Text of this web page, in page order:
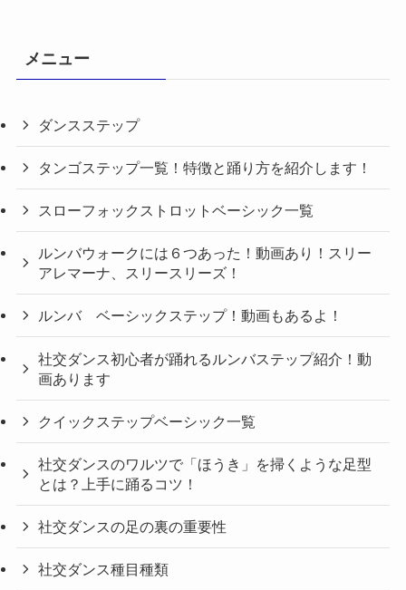
メニュー
ダンスステップ
タンゴステップ一覧！特徴と踊り方を紹介します！
スローフォックストロットベーシック一覧
ルンバウォークには６つあった！動画あり！スリー
アレマーナ、スリースリーズ！
ルンバ ベーシックステップ！動画もあるよ！
社交ダンス初心者が踊れるルンバステップ紹介！動
画あります
クイックステップベーシック一覧
社交ダンスのワルツで「ほうき」を掃くような足型
とは？上手に踊るコツ！
社交ダンスの足の裏の重要性
社交ダンス種目種類